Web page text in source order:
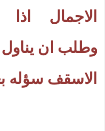
الاجمال
وطلب ان يناول
الاسقف سؤله